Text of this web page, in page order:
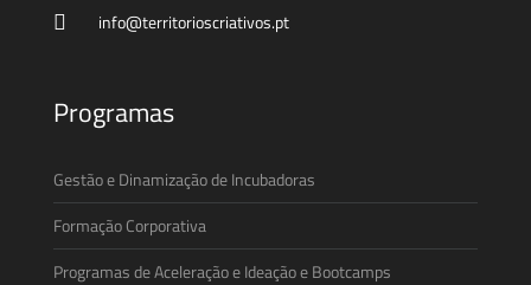
info@territorioscriativos.pt
Programas
Gestão e Dinamização de Incubadoras
Formação Corporativa
Programas de Aceleração e Ideação e Bootcamps